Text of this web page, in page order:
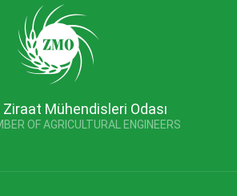
Ziraat Mühendisleri Odası
OF AGRICULTURAL ENGINEERS